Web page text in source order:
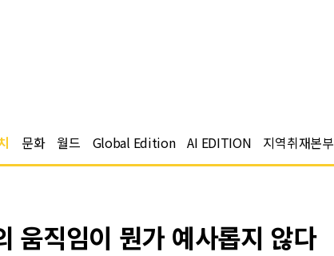
문화 월드 Global Edition AI EDITION 지역취재본부
움직임이 뭔가 예사롭지 않다